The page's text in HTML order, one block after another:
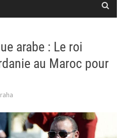
arabe : Le roi
au Maroc pour